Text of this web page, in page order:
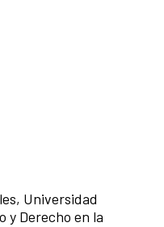
Universidad
y Derecho en la